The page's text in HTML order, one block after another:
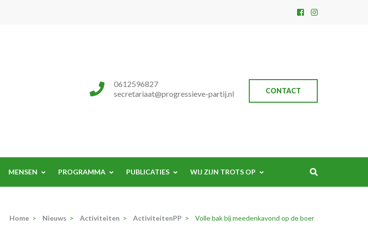
CONTACT
0612596827
secretariaat@progressieve-partij.nl
MENSEN PROGRAMMA PUBLICATIES WIJ ZIJN TROTS OP
Home > Nieuws > Activiteiten > ActiviteitenPP > Volle bak bij meedenkavond op de boer